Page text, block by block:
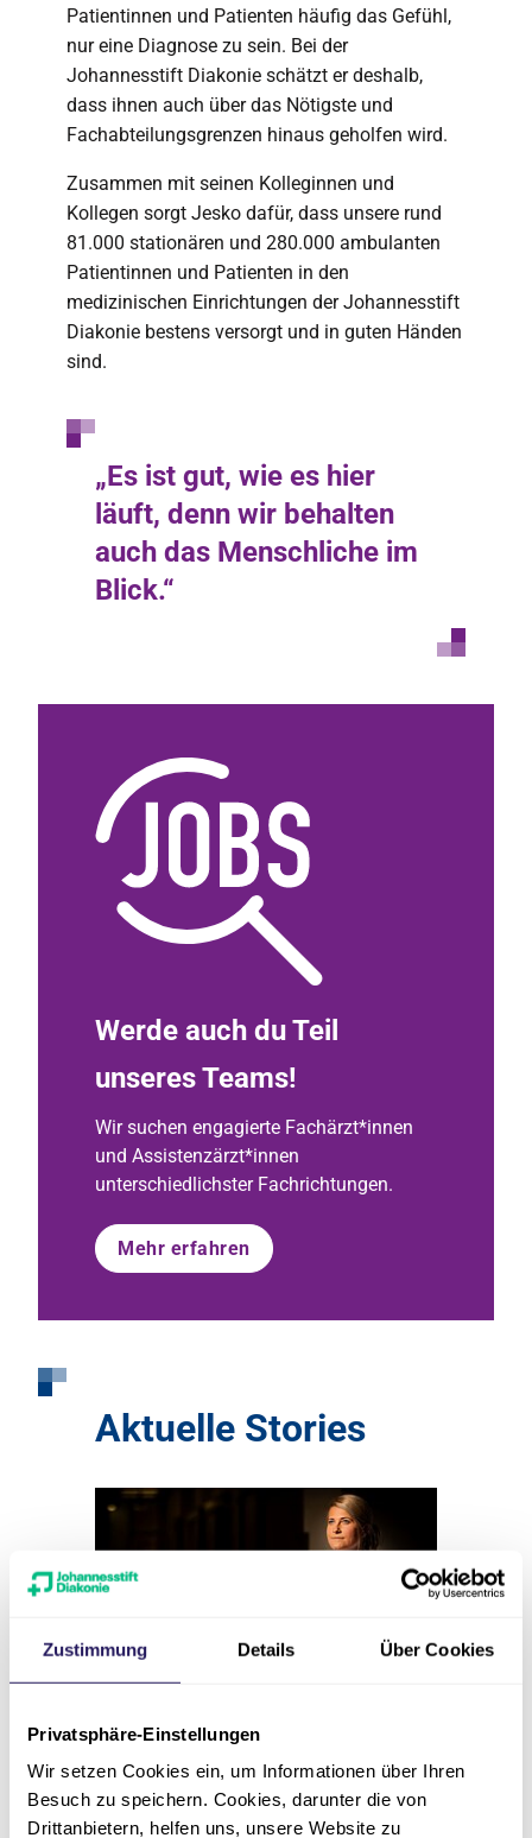
Zustimmung Details Über Cookies
Privatsphäre-Einstellungen
Wir setzen Cookies ein, um Informationen über Ihren
Besuch zu speichern. Cookies, darunter die von
Drittanbietern, helfen uns, unsere Website zu
Patientinnen und Patienten häufig das Gefühl,
nur eine Diagnose zu sein. Bei der
Johannesstift Diakonie schätzt er deshalb,
dass ihnen auch über das Nötigste und
Fachabteilungsgrenzen hinaus geholfen wird.
Zusammen mit seinen Kolleginnen und
Kollegen sorgt Jesko dafür, dass unsere rund
81.000 stationären und 280.000 ambulanten
Patientinnen und Patienten in den
medizinischen Einrichtungen der Johannesstift
Diakonie bestens versorgt und in guten Händen
sind.
„Es ist gut, wie es hier
läuft, denn wir behalten
auch das Menschliche im
Blick.“
Werde auch du Teil
unseres Teams!
Wir suchen engagierte Fachärzt*innen
und Assistenzärzt*innen
unterschiedlichster Fachrichtungen.
Mehr erfahren
Aktuelle Stories
24.11.2020 Ärztlicher Dienst